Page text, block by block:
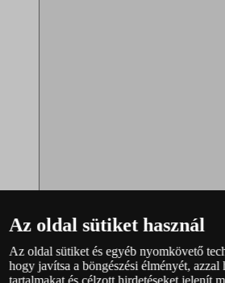
Philips Hue – teljes választék
Immax NEO - teljes választék
Az oldal sütiket használ
Az oldal sütiket és egyéb nyomkövető
hogy javítsa a böngészési élményét, azzal
tartalmakat és célzott hirdetéseket jelenít